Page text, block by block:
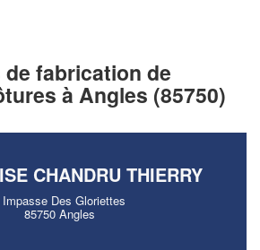
fabrication de
à Angles (85750)
CHANDRU THIERRY
Des Gloriettes
85750 Angles